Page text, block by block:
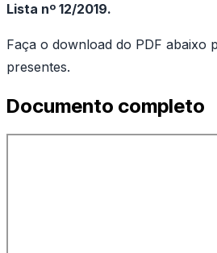
Lista nº 12/2019.
Faça o download do PDF abaixo
presentes.
Documento completo